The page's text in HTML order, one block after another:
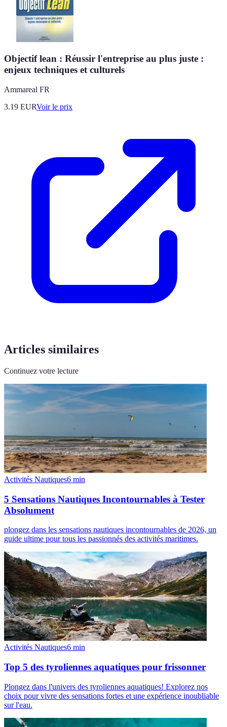
Objectif lean : Réussir l'entreprise au plus juste :
enjeux techniques et culturels
Ammareal FR
3.19 EURVoir le prix
Articles similaires
Continuez votre lecture
Activités Nautiques6 min
5 Sensations Nautiques Incontournables à Tester
Absolument
plongez dans les sensations nautiques incontournables de 2026, un
guide ultime pour tous les passionnés des activités maritimes.
Activités Nautiques6 min
Top 5 des tyroliennes aquatiques pour frissonner
Plongez dans l'univers des tyroliennes aquatiques! Explorez nos
choix pour vivre des sensations fortes et une expérience inoubliable
sur l'eau.